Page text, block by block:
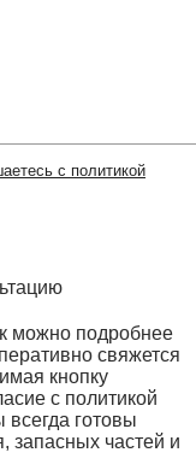
с политикой
можно подробнее
свяжется
кнопку
с политикой
готовы
запасных частей и